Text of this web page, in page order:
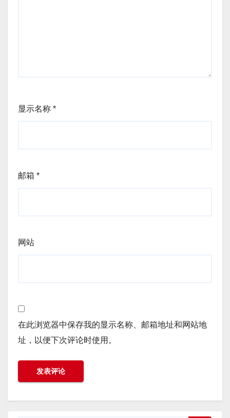
显示名称 *
邮箱 *
网站
在此浏览器中保存我的显示名称、邮箱地址和网站地
址，以便下次评论时使用。